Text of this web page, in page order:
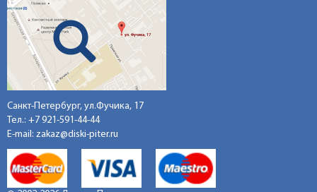
Санкт-Петербург, ул.Фучика, 17
Тел.: +7 921-591-44-44
E-mail: zakaz@diski-piter.ru